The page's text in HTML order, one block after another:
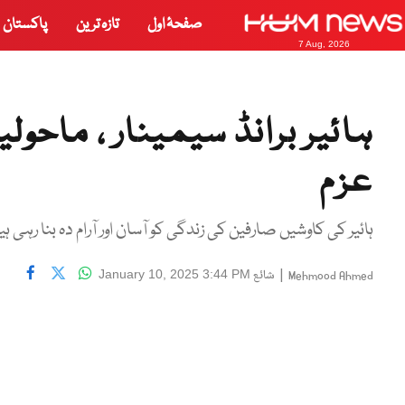
7 Aug, 2026
صفحۂ اول تازہ ترین پاکستان
ہائیر برانڈ سیمینار ،
عزم
ہائیر کی کاوشیں صارفین کی زندگی کو آسان اور آرام دہ بنا
Mehmood Ahmed
| شائع January 10, 2025 3:44 PM